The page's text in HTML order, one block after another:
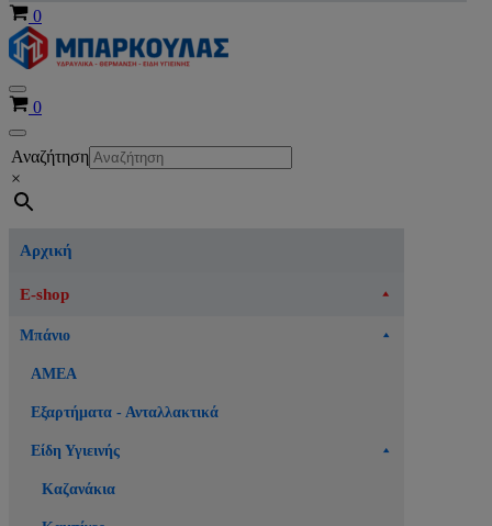
Καλάθι
0
Μενού
πλοήγησης
Καλάθι
0
Μενού
πλοήγησης
Αναζήτηση
×
Αρχική
E-shop
Μπάνιο
ΑΜΕΑ
Εξαρτήματα - Ανταλλακτικά
Είδη Υγιεινής
Καζανάκια